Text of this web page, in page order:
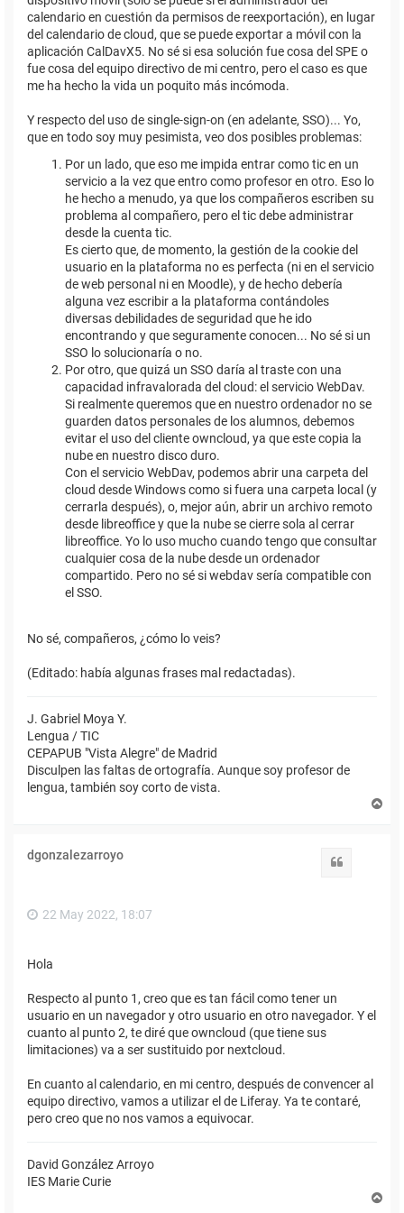
calendario en cuestión da permisos de reexportación), en lugar
del calendario de cloud, que se puede exportar a móvil con la
aplicación CalDavX5. No sé si esa solución fue cosa del SPE o
fue cosa del equipo directivo de mi centro, pero el caso es que
me ha hecho la vida un poquito más incómoda.
Y respecto del uso de single-sign-on (en adelante, SSO)... Yo,
que en todo soy muy pesimista, veo dos posibles problemas:
Por un lado, que eso me impida entrar como tic en un
servicio a la vez que entro como profesor en otro. Eso lo
he hecho a menudo, ya que los compañeros escriben su
problema al compañero, pero el tic debe administrar
desde la cuenta tic.
Es cierto que, de momento, la gestión de la cookie del
usuario en la plataforma no es perfecta (ni en el servicio
de web personal ni en Moodle), y de hecho debería
alguna vez escribir a la plataforma contándoles
diversas debilidades de seguridad que he ido
encontrando y que seguramente conocen... No sé si un
SSO lo solucionaría o no.
Por otro, que quizá un SSO daría al traste con una
capacidad infravalorada del cloud: el servicio WebDav.
Si realmente queremos que en nuestro ordenador no se
guarden datos personales de los alumnos, debemos
evitar el uso del cliente owncloud, ya que este copia la
nube en nuestro disco duro.
Con el servicio WebDav, podemos abrir una carpeta del
cloud desde Windows como si fuera una carpeta local (y
cerrarla después), o, mejor aún, abrir un archivo remoto
desde libreoffice y que la nube se cierre sola al cerrar
libreoffice. Yo lo uso mucho cuando tengo que consultar
cualquier cosa de la nube desde un ordenador
compartido. Pero no sé si webdav sería compatible con
el SSO.
No sé, compañeros, ¿cómo lo veis?
(Editado: había algunas frases mal redactadas).
J. Gabriel Moya Y.
Lengua / TIC
CEPAPUB "Vista Alegre" de Madrid
Disculpen las faltas de ortografía. Aunque soy profesor de
lengua, también soy corto de vista.
dgonzalezarroyo
22 May 2022, 18:07
Hola
Respecto al punto 1, creo que es tan fácil como tener un
usuario en un navegador y otro usuario en otro navegador. Y el
cuanto al punto 2, te diré que owncloud (que tiene sus
limitaciones) va a ser sustituido por nextcloud.
En cuanto al calendario, en mi centro, después de convencer al
equipo directivo, vamos a utilizar el de Liferay. Ya te contaré,
pero creo que no nos vamos a equivocar.
David González Arroyo
IES Marie Curie